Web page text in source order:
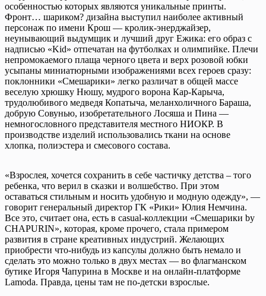
особенностью которых являются уникальные принты.
Фронт… шариком? дизайна выступил наиболее активный
персонаж по имени Крош — кролик-энерджайзер,
неунывающий выдумщик и лучший друг Ежика: его образ с
надписью «Kid» отпечатан на футболках и олимпийке. Плечи
непромокаемого плаща черного цвета и верх розовой юбки
усыпаны миниатюрными изображениями всех героев сразу:
поклонники «Смешарики» легко различат в общей массе
веселую хрюшку Нюшу, мудрого ворона Кар-Карыча,
трудолюбивого медведя Копатыча, меланхоличного Бараша,
добрую Совунью, изобретательного Лосяша и Пина —
немногословного представителя местного НИОКР. В
производстве изделий использовались ткани на основе
хлопка, полиэстера и смесового состава.
«Взрослея, хочется сохранить в себе частичку детства – того
ребенка, что верил в сказки и волшебство. При этом
оставаться стильным и носить удобную и модную одежду», —
говорит генеральный директор ГК «Рики» Юлия Немчина.
Все это, считает она, есть в casual-коллекции «Смешарики by
CHAPURIN», которая, кроме прочего, стала примером
развития в стране креативных индустрий. Желающих
приобрести что-нибудь из капсулы должно быть немало и
сделать это можно только в двух местах — во флагманском
бутике Игоря Чапурина в Москве и на онлайн-платформе
Lamoda. Правда, цены там не по-детски взрослые.